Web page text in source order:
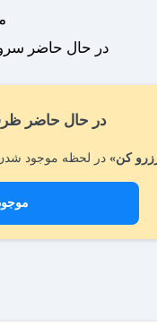
در حال حاضر
کن» در لحظه موجود
در حال حاضر